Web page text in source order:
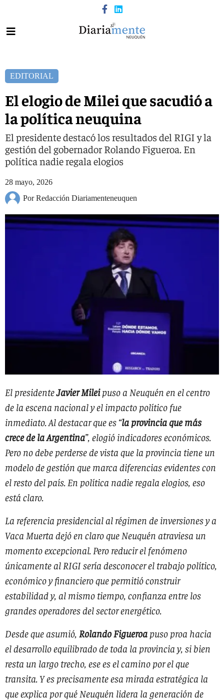
EDITORIAL
El elogio de Milei que sacudió a
la política neuquina
El presidente destacó los resultados del RIGI y la
gestión del gobernador Rolando Figueroa. En
política nadie regala elogios
28 mayo, 2026
Por Redacción Diariamenteneuquen
El presidenteJavier Mileipuso a Neuquén en el centro
de la escena nacional y el impacto político fue
inmediato. Al destacar que es “la provincia que más
crece de la Argentina”, elogió indicadores económicos.
Pero no debe perderse de vista que la provincia tiene un
modelo de gestión que marca diferencias evidentes con
el resto del país. En política nadie regala elogios, eso
está claro.
La referencia presidencial al régimen de inversiones y a
Vaca Muerta dejó en claro que Neuquén atraviesa un
momento excepcional. Pero reducir el fenómeno
únicamente al RIGI sería desconocer el trabajo político,
económico y financiero que permitió construir
estabilidad y, al mismo tiempo, confianza entre los
grandes operadores del sector energético.
Desde que asumió, Rolando Figueroa puso proa hacia
el desarrollo equilibrado de toda la provincia y, si bien
resta un largo trecho, ese es el camino por el que
transita. Y es precisamente esa mirada estratégica la
que explica por qué Neuquén lidera la generación de